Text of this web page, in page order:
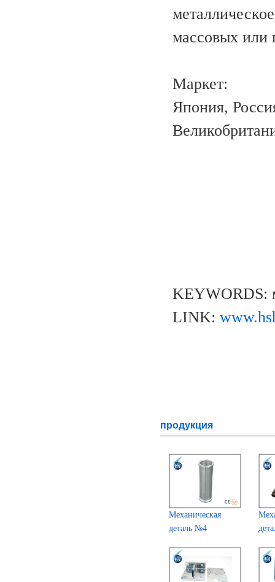
массовых или
Маркет:
Япония,
KEYWORDS:
LINK:
продукция
Механическая
деталь №4